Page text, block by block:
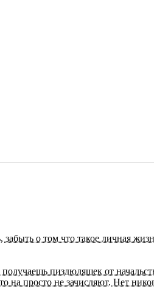
забыть о том что такое личная
пиздюляшек от
на просто не зачисляют. Нет